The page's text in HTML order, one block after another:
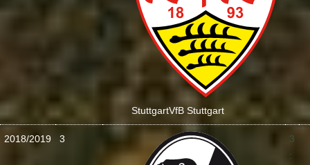
StuttgartVfB Stuttgart
2018/2019 3
3
: